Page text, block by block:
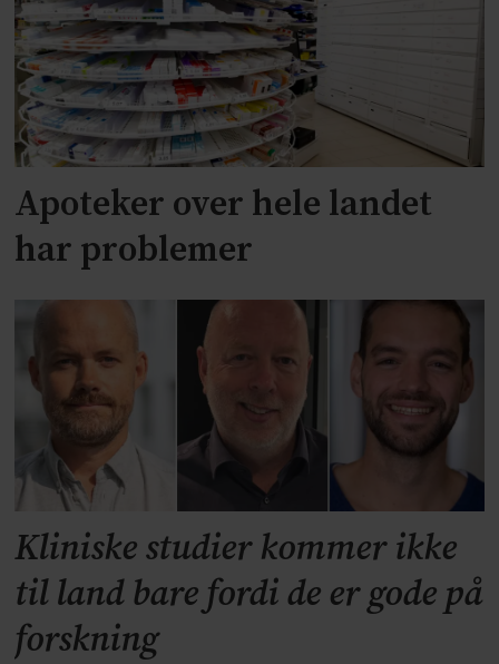
Apoteker over hele landet
har problemer
Kliniske studier kommer ikke
til land bare fordi de er gode på
forskning